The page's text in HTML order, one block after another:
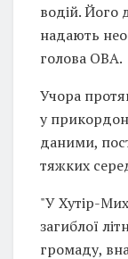
водій. Його
надають
голова ОВА.
Учора
у
даними,
тяжких
"У Хутір-
загиблої
громаду,